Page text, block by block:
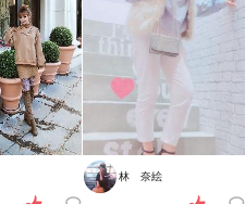
林 奈絵